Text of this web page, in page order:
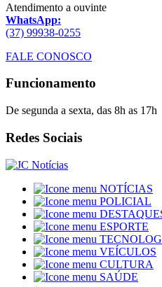
Atendimento a ouvinte
WhatsApp:
(37) 99938-0255
FALE CONOSCO
Funcionamento
De segunda a sexta, das 8h as 17h
Redes Sociais
NOTÍCIAS
POLICIAL
ESPORTE
VEÍCULOS
CULTURA
SAÚDE